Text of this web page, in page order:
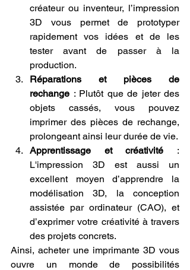
créateur ou inventeur, l’impression
3D vous permet de prototyper
rapidement vos idées et de les
tester avant de passer à la
production.
Réparations et pièces de
rechange : Plutôt que de jeter des
objets cassés, vous pouvez
imprimer des pièces de rechange,
prolongeant ainsi leur durée de vie.
Apprentissage et créativité :
L'impression 3D est aussi un
excellent moyen d’apprendre la
modélisation 3D, la conception
assistée par ordinateur (CAO), et
d’exprimer votre créativité à travers
des projets concrets.
Ainsi, acheter une imprimante 3D vous
ouvre un monde de possibilités